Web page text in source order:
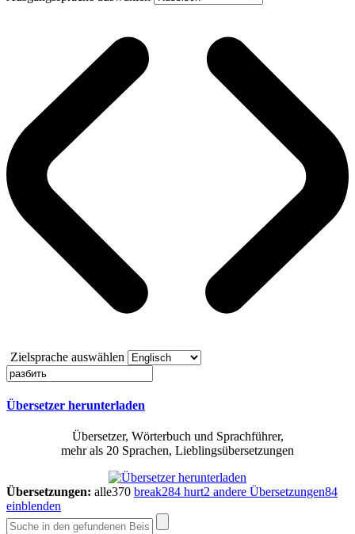
Zielsprache auswählen
Übersetzer herunterladen
Übersetzer, Wörterbuch und Sprachführer,
mehr als 20 Sprachen, Lieblingsübersetzungen
Übersetzungen: alle370 break284 hurt2 andere Übersetzungen84
einblenden